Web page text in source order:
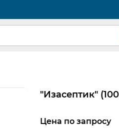
"Изасептик"
Цена по запросу